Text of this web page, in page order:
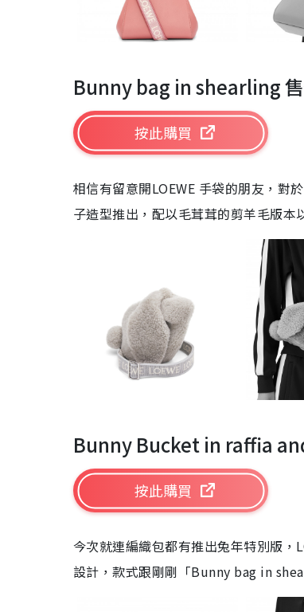
Bunny bag in shearling
按此購買
相信有留意開LOEWE 手袋的朋友，對
子造型推出，配以毛茸茸的剪羊毛版本
Bunny Bucket in raffia
按此購買
今次就連編織包都有推出兔年特別版，
設計，款式跟剛剛「Bunny bag in